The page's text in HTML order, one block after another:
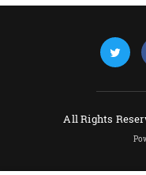
All Rights